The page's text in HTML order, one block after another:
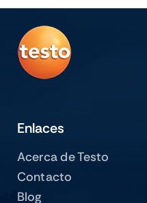
Enlaces
Acerca de Testo
Contacto
Blog